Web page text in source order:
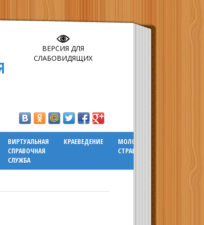
ВЕРСИЯ ДЛЯ
СЛАБОВИДЯЩИХ
ВИРТУАЛЬНАЯ
СПРАВОЧНАЯ
СЛУЖБА
КРАЕВЕДЕНИЕ
МОЛОДЕЖНАЯ
СТРАНИЧКА